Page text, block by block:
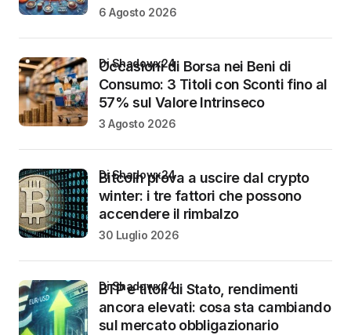
6 Agosto 2026
Occasioni di Borsa nei Beni di
Consumo: 3 Titoli con Sconti fino al
57% sul Valore Intrinseco
di Shadowx24
3 Agosto 2026
Bitcoin prova a uscire dal crypto
winter: i tre fattori che possono
accendere il rimbalzo
di Shadowx24
30 Luglio 2026
BTP e titoli di Stato, rendimenti
ancora elevati: cosa sta cambiando
sul mercato obbligazionario
di Shadowx24